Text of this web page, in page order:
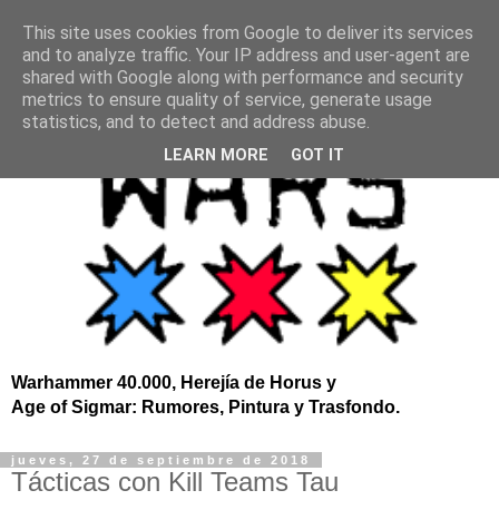
Warhammer 40.000, Herejía de Horus y
Age of Sigmar: Rumores, Pintura y Trasfondo.
jueves, 27 de septiembre de 2018
Tácticas con Kill Teams Tau
This site uses cookies from Google to deliver its services
and to analyze traffic. Your IP address and user-agent are
shared with Google along with performance and security
metrics to ensure quality of service, generate usage
statistics, and to detect and address abuse.
LEARN MORE GOT IT